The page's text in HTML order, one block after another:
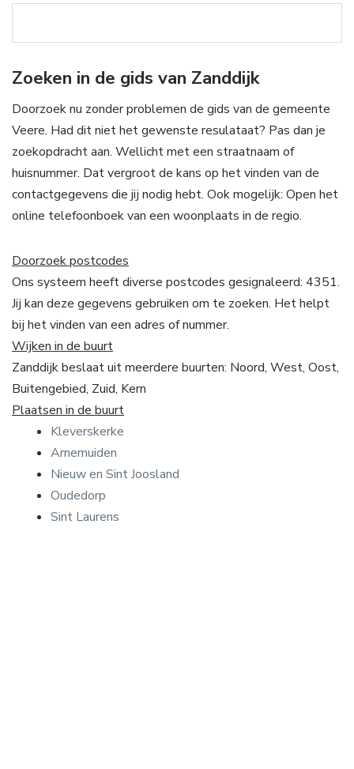
Zoeken in de gids van Zanddijk
Doorzoek nu zonder problemen de gids van de gemeente
Veere. Had dit niet het gewenste resulataat? Pas dan je
zoekopdracht aan. Wellicht met een straatnaam of
huisnummer. Dat vergroot de kans op het vinden van de
contactgegevens die jij nodig hebt. Ook mogelijk: Open het
online telefoonboek van een woonplaats in de regio.
Doorzoek postcodes
Ons systeem heeft diverse postcodes gesignaleerd: 4351.
Jij kan deze gegevens gebruiken om te zoeken. Het helpt
bij het vinden van een adres of nummer.
Wijken in de buurt
Zanddijk beslaat uit meerdere buurten: Noord, West, Oost,
Buitengebied, Zuid, Kern
Plaatsen in de buurt
Kleverskerke
Arnemuiden
Nieuw en Sint Joosland
Oudedorp
Sint Laurens